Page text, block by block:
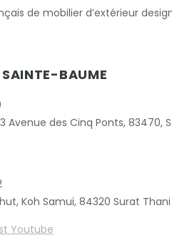
de mobilier d’extérieur
BAUME
Avenue des Cinq Ponts,
Koh Samui, 84320 Surat Thani
Youtube